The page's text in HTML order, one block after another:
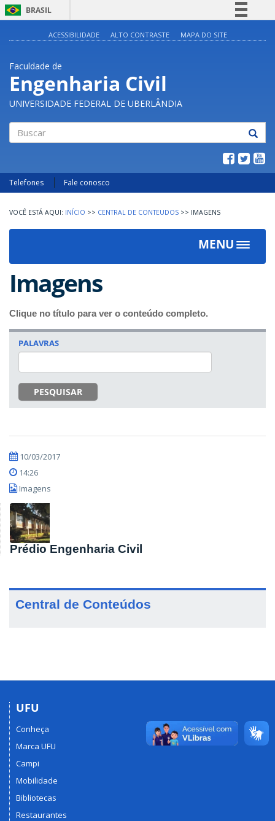
BRASIL
Legislação
Canais
ACESSIBILIDADE ALTO CONTRASTE MAPA DO SITE
Faculdade de
Engenharia Civil
UNIVERSIDADE FEDERAL DE UBERLÂNDIA
Telefones Fale conosco
INÍCIO >> CENTRAL DE CONTEUDOS >> IMAGENS
MENU
Toggle
Imagens
Clique no título para ver o conteúdo completo.
PALAVRAS
PESQUISAR
10/03/2017
14:26
Imagens
Prédio Engenharia Civil
Central de Conteúdos
UFU
Conheça
Marca UFU
Campi
Mobilidade
Bibliotecas
Restaurantes